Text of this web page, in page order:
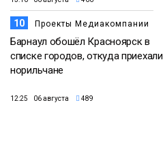
10 Проекты Медиакомпании
Барнаул обошёл Красноярск в
списке городов, откуда приехали
норильчане
12:25 06 августа 489